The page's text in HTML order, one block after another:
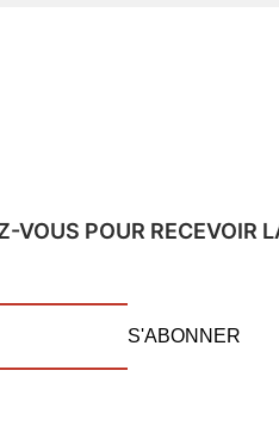
VOUS POUR RECEVOIR
S'ABONNER